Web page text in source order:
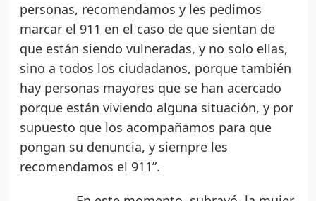
personas, recomendamos y les pedimos
marcar el 911 en el caso de que sientan de
que están siendo vulneradas, y no solo ellas,
sino a todos los ciudadanos, porque también
hay personas mayores que se han acercado
porque están viviendo alguna situación, y por
supuesto que los acompañamos para que
pongan su denuncia, y siempre les
recomendamos el 911”.